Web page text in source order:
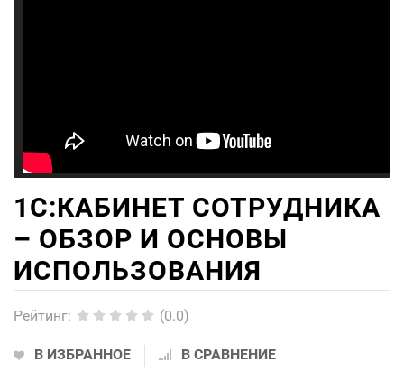
1С:КАБИНЕТ СОТРУДНИКА
– ОБЗОР И ОСНОВЫ
ИСПОЛЬЗОВАНИЯ
Рейтинг: (0.0)
В ИЗБРАННОЕ В СРАВНЕНИЕ